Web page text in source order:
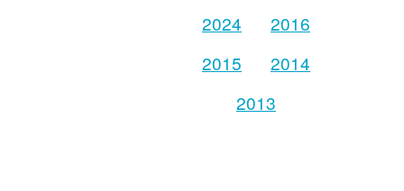
2024
2016
2015
2014
2013